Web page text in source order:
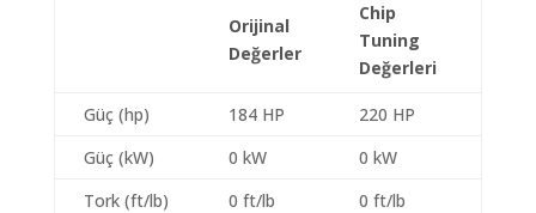
Orijinal
Değerler
Chip
Tuning
Değerleri
Güç (hp) 184 HP
220 HP
Güç (kW)
0 kW
0 kW
Tork (ft/lb)
0 ft/lb
0 ft/lb